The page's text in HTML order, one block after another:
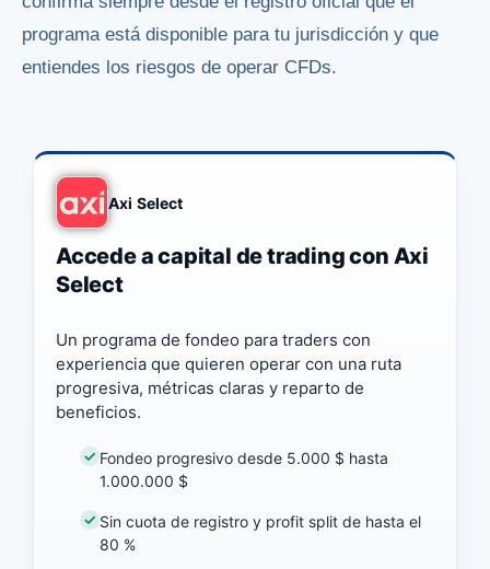
programa está disponible para tu jurisdicción y que
entiendes los riesgos de operar CFDs.
Axi Select
Accede a capital de trading con Axi
Select
Un programa de fondeo para traders con
experiencia que quieren operar con una ruta
progresiva, métricas claras y reparto de
beneficios.
Fondeo progresivo desde 5.000 $ hasta
1.000.000 $
Sin cuota de registro y profit split de hasta el
80 %